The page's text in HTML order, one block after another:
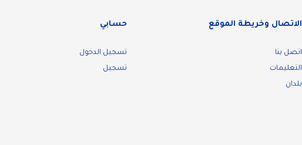
الاتصال وخريطة الموقع
اتصل بنا
التعليمات
بلدان
حسابي
تسجيل الدخول
تسجيل